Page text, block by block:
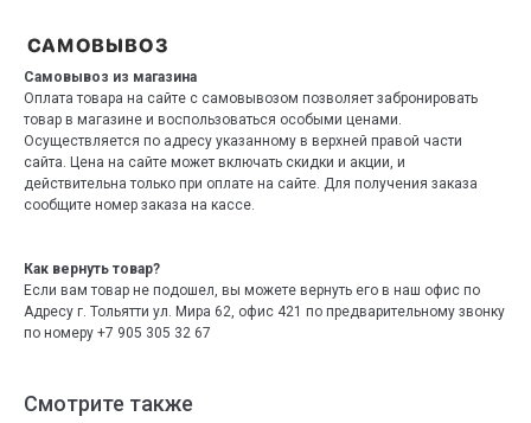
Самовывоз из магазина
Оплата товара на сайте с самовывозом позволяет забронировать
товар в магазине и воспользоваться особыми ценами.
Осуществляется по адресу указанному в верхней правой части
сайта. Цена на сайте может включать скидки и акции, и
действительна только при оплате на сайте. Для получения заказа
сообщите номер заказа на кассе.
Как вернуть товар?
Если вам товар не подошел, вы можете вернуть его в наш офис по
Адресу г. Тольятти ул. Мира 62, офис 421 по предварительному звонку
по номеру +7 905 305 32 67
Смотрите также